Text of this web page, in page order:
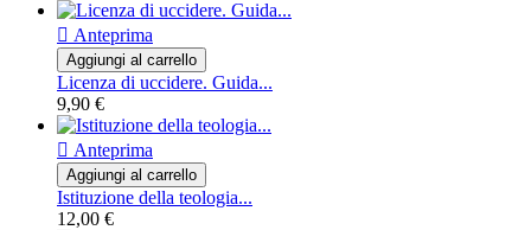
 Anteprima
Aggiungi al carrello
Licenza di uccidere. Guida...
9,90 €
 Anteprima
Aggiungi al carrello
Istituzione della teologia...
12,00 €